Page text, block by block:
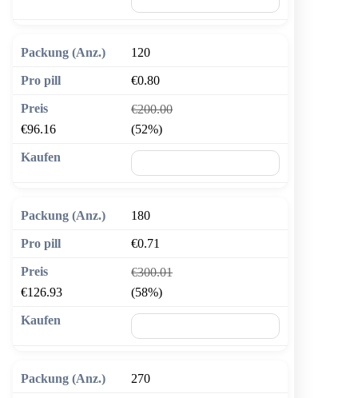
120
€0.80
€200.00
€96.16
(52%)
180
€0.71
€300.01
€126.93
(58%)
270